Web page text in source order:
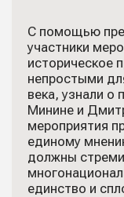
С помощью
участники
историческое
непростыми
века, узнали о
Минине и
мероприятия
единому
должны
единство и